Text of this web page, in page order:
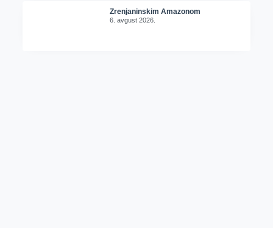
Zrenjaninskim Amazonom
6. avgust 2026.